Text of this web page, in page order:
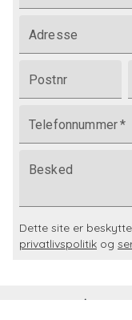
Adresse
Postnr
Telefonnummer*
Besked
Dette site er
privatlivspolitik og
BoligOne A/S